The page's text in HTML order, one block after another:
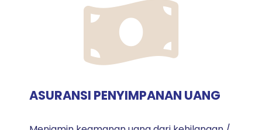
ASURANSI PENYIMPANAN UANG